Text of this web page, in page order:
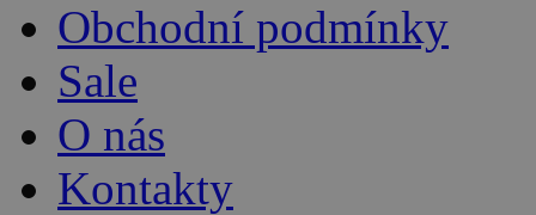
Obchodní podmínky
Sale
O nás
Kontakty